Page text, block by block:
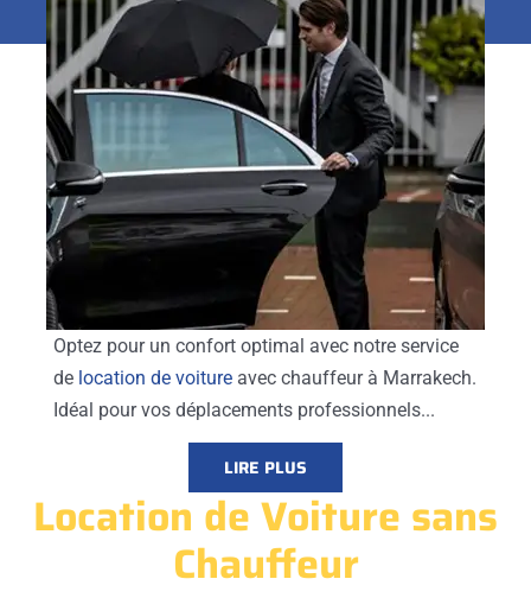
Optez pour un confort optimal avec notre service
de location de voiture avec chauffeur à Marrakech.
Idéal pour vos déplacements professionnels...
LIRE PLUS
Location de Voiture sans
Chauffeur